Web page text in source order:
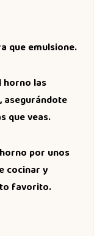
que emulsione.
horno las
asegurándote
que veas.
por unos
cocinar y
favorito.